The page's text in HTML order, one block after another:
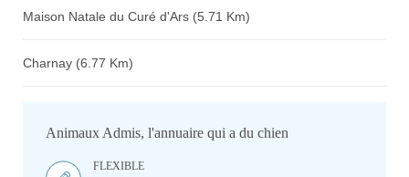
Maison Natale du Curé d'Ars (5.71 Km)
Charnay (6.77 Km)
Animaux Admis, l'annuaire qui a du chien
FLEXIBLE